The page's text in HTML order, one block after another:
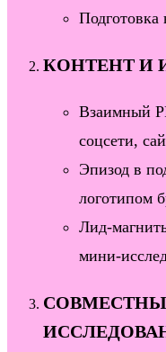
Подготовка
КОНТЕНТ И
Взаимный
соцсети,
Эпизод в
логотипом
Лид-
мини-